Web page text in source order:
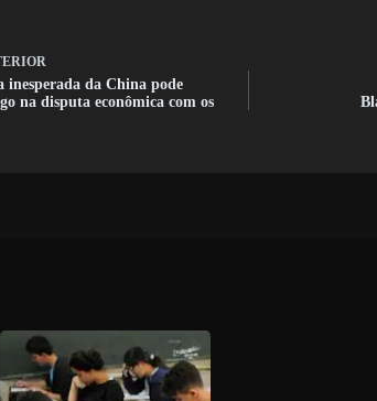
inesperada da China pode
na disputa econômica com os